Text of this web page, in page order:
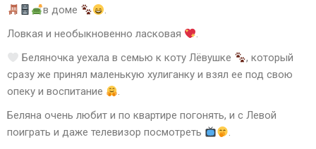
в доме
.
Ловкая и необыкновенно ласковая
.
Беляночка уехала в семью к коту Лёвушке
, который
сразу же принял маленькую хулиганку и взял ее под свою
опеку и воспитание
.
Беляна очень любит и по квартире погонять, и с Левой
поиграть и даже телевизор посмотреть
.